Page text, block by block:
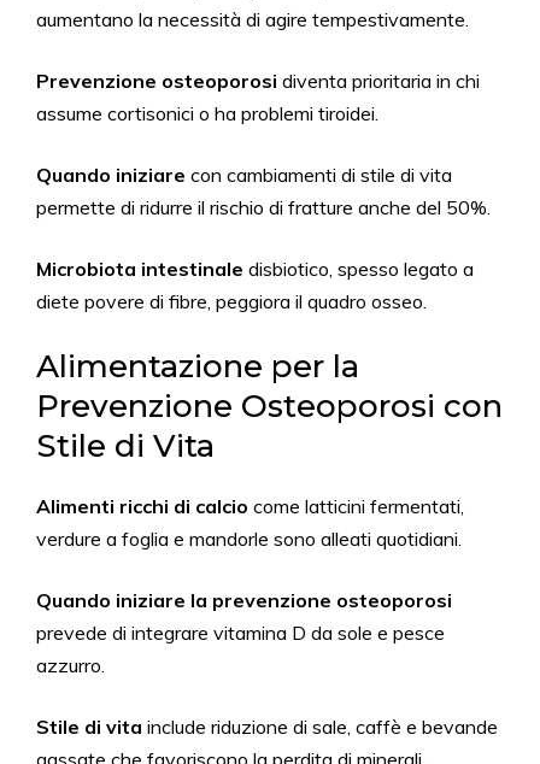
aumentano la necessità di agire tempestivamente.
Prevenzione osteoporosi diventa prioritaria in chi
assume cortisonici o ha problemi tiroidei.
Quando iniziare con cambiamenti di stile di vita
permette di ridurre il rischio di fratture anche del 50%.
Microbiota intestinale disbiotico, spesso legato a
diete povere di fibre, peggiora il quadro osseo.
Alimentazione per la
Prevenzione Osteoporosi con
Stile di Vita
Alimenti ricchi di calcio come latticini fermentati,
verdure a foglia e mandorle sono alleati quotidiani.
Quando iniziare la prevenzione osteoporosi
prevede di integrare vitamina D da sole e pesce
azzurro.
Stile di vita include riduzione di sale, caffè e bevande
gassate che favoriscono la perdita di minerali.